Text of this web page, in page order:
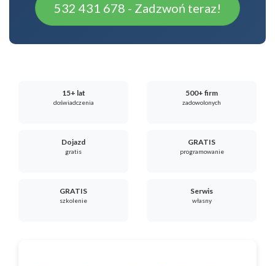
532 431 678 - Zadzwoń teraz!
15+ lat
doświadczenia
500+ firm
zadowolonych
Dojazd
gratis
GRATIS
programowanie
GRATIS
szkolenie
Serwis
własny